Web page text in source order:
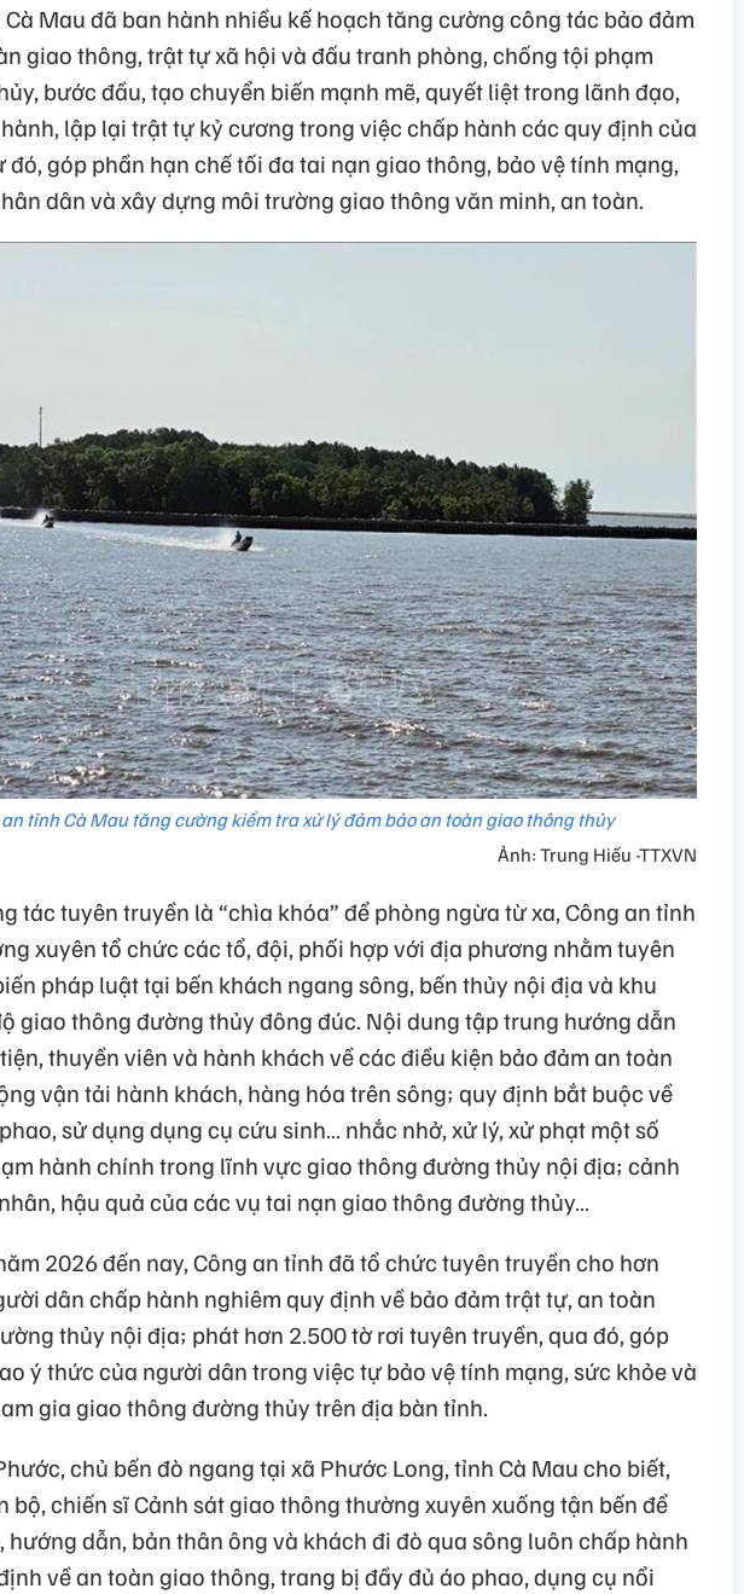
Mau đã ban hành nhiều kế hoạch tăng cường công tác bảo đảm
giao thông, trật tự xã hội và đấu tranh phòng, chống tội phạm
bước đầu, tạo chuyển biến mạnh mẽ, quyết liệt trong lãnh đạo,
lập lại trật tự kỷ cương trong việc chấp hành các quy định của
đó, góp phần hạn chế tối đa tai nạn giao thông, bảo vệ tính mạng,
dân và xây dựng môi trường giao thông văn minh, an toàn.
tỉnh Cà Mau tăng cường kiểm tra xử lý đảm bảo an toàn giao thông thủy
Ảnh: Trung Hiếu -TTXVN
tác tuyên truyền là “chìa khóa” để phòng ngừa từ xa, Công an tỉnh
xuyên tổ chức các tổ, đội, phối hợp với địa phương nhằm tuyên
pháp luật tại bến khách ngang sông, bến thủy nội địa và khu
giao thông đường thủy đông đúc. Nội dung tập trung hướng dẫn
thuyền viên và hành khách về các điều kiện bảo đảm an toàn
vận tải hành khách, hàng hóa trên sông; quy định bắt buộc về
sử dụng dụng cụ cứu sinh… nhắc nhở, xử lý, xử phạt một số
hành chính trong lĩnh vực giao thông đường thủy nội địa; cảnh
hậu quả của các vụ tai nạn giao thông đường thủy…
2026 đến nay, Công an tỉnh đã tổ chức tuyên truyền cho hơn
dân chấp hành nghiêm quy định về bảo đảm trật tự, an toàn
thủy nội địa; phát hơn 2.500 tờ rơi tuyên truyền, qua đó, góp
ý thức của người dân trong việc tự bảo vệ tính mạng, sức khỏe và
gia giao thông đường thủy trên địa bàn tỉnh.
chủ bến đò ngang tại xã Phước Long, tỉnh Cà Mau cho biết,
bộ, chiến sĩ Cảnh sát giao thông thường xuyên xuống tận bến để
hướng dẫn, bản thân ông và khách đi đò qua sông luôn chấp hành
về an toàn giao thông, trang bị đầy đủ áo phao, dụng cụ nổi